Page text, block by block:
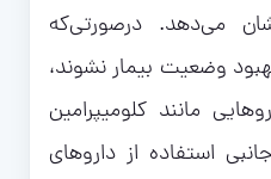
می‌دهد. درصورتی‌که
وضعیت بیمار نشوند،
مانند کلومیپرامین
استفاده از داروهای